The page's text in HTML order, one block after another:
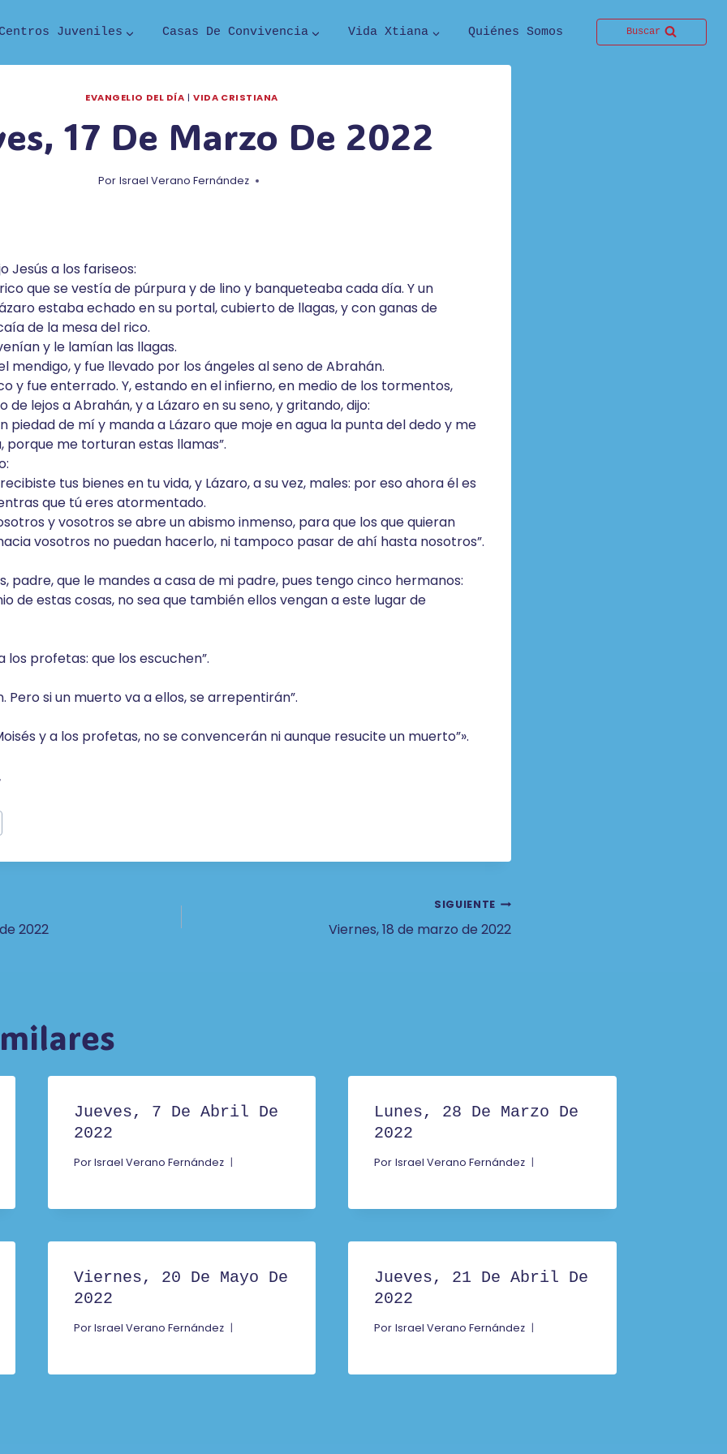
Centros Juveniles Casas De Convivencia Vida Xtiana Quiénes Somos Buscar
EVANGELIO DEL DÍA |VIDA CRISTIANA
17 De Marzo De 2022
Por Israel Verano Fernández
Jesús a los fariseos:
que se vestía de púrpura y de lino y banqueteaba cada día. Y un
estaba echado en su portal, cubierto de llagas, y con ganas de
de la mesa del rico.
y le lamían las llagas.
mendigo, y fue llevado por los ángeles al seno de Abrahán.
y fue enterrado. Y, estando en el infierno, en medio de los tormentos,
de lejos a Abrahán, y a Lázaro en su seno, y gritando, dijo:
piedad de mí y manda a Lázaro que moje en agua la punta del dedo y me
porque me torturan estas llamas”.
tus bienes en tu vida, y Lázaro, a su vez, males: por eso ahora él es
que tú eres atormentado.
y vosotros se abre un abismo inmenso, para que los que quieran
vosotros no puedan hacerlo, ni tampoco pasar de ahí hasta nosotros”.
padre, que le mandes a casa de mi padre, pues tengo cinco hermanos:
de estas cosas, no sea que también ellos vengan a este lugar de
los profetas: que los escuchen”.
Pero si un muerto va a ellos, se arrepentirán”.
y a los profetas, no se convencerán ni aunque resucite un muerto”».
2022
SIGUIENTE
Viernes, 18 de marzo de 2022
Jueves, 7 De Abril De
2022
PorIsrael Verano Fernández
Lunes, 28 De Marzo De
2022
Por Israel Verano Fernández
Viernes, 20 De Mayo De
2022
PorIsrael Verano Fernández
Jueves, 21 De Abril De
2022
Por Israel Verano Fernández